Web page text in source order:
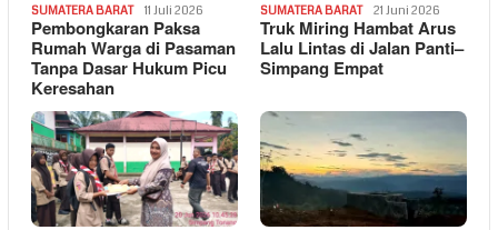
SUMATERA BARAT 11 Juli 2026
Pembongkaran Paksa
Rumah Warga di Pasaman
Tanpa Dasar Hukum Picu
Keresahan
SUMATERA BARAT 21 Juni 2026
Truk Miring Hambat Arus
Lalu Lintas di Jalan Panti–
Simpang Empat